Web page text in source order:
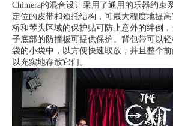
Chimera的混合设计采用了通用的乐器约束
定位的皮带和颈托结构，可最大程度地提
桥和琴头区域的保护贴可防止意外的绊倒
子底部的防撞板可提供保护。背包带可以
袋的小袋中，以方便快速取放，并且整个
以充实地存放它们。